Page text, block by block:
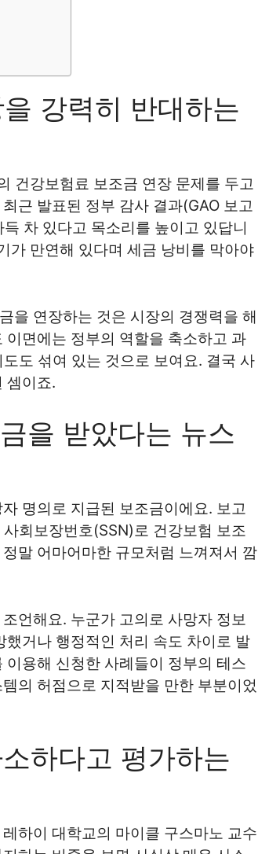
강력히 반대하는
건강보험료 보조금 연장 문제를 두고
근 발표된 정부 감사 결과(GAO 보고
차 있다고 목소리를 높이고 있답니
가 만연해 있다며 세금 낭비를 막아야
을 연장하는 것은 시장의 경쟁력을 해
면에는 정부의 역할을 축소하고 과
도 섞여 있는 것으로 보여요. 결국 사
셈이죠.
을 받았다는 뉴스
명의로 지급된 보조금이에요. 보고
회보장번호(SSN)로 건강보험 보조
말 어마어마한 규모처럼 느껴져서 깜
언해요. 누군가 고의로 사망자 정보
거나 행정적인 처리 속도 차이로 발
용해 신청한 사례들이 정부의 테스
의 허점으로 지적받을 만한 부분이었
하다고 평가하는
하이 대학교의 마이클 구스마노 교수